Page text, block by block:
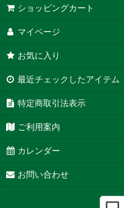
ショッピングカート
マイページ
お気に入り
最近チェックしたアイテム
特定商取引法表示
ご利用案内
カレンダー
お問い合わせ